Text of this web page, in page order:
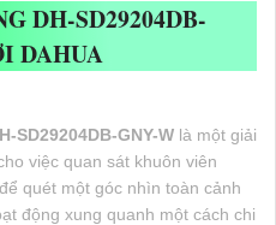
DH-SD29204DB-
DAHUA
SD29204DB-GNY-W là một giải
việc quan sát khuôn viên
quét một góc nhìn toàn cảnh
động xung quanh một cách chi